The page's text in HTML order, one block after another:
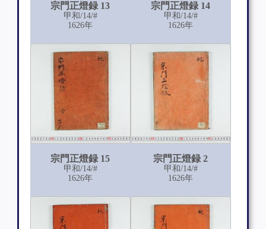
宗門正燈録 13
甲和/14/#
1626年
宗門正燈録 14
甲和/14/#
1626年
宗門正燈録 15
甲和/14/#
1626年
宗門正燈録 2
甲和/14/#
1626年